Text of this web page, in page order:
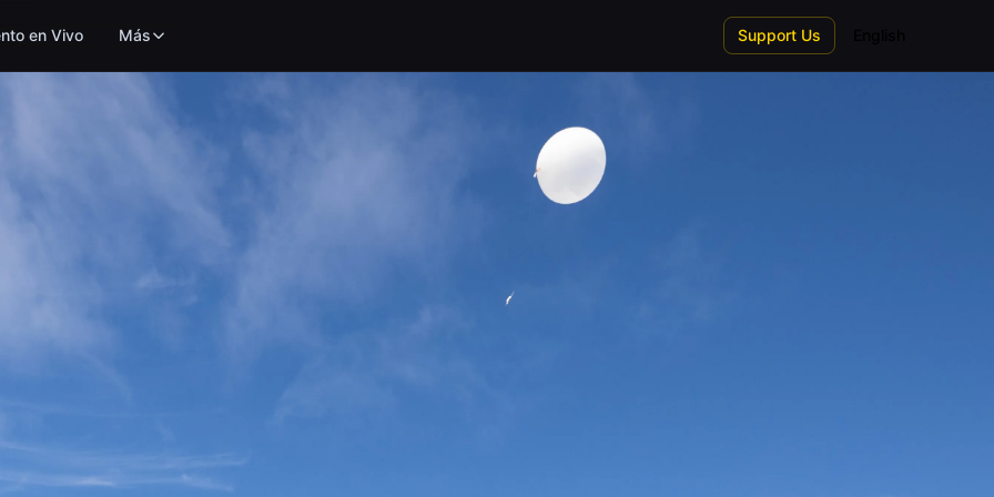
en Vivo Más Support Us